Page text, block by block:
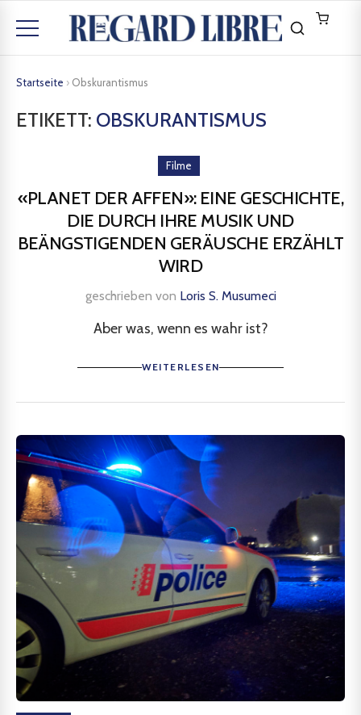
Startseite › Obskurantismus
ETIKETT: OBSKURANTISMUS
Filme
«PLANET DER AFFEN»: EINE GESCHICHTE,
DIE DURCH IHRE MUSIK UND
BEÄNGSTIGENDEN GERÄUSCHE ERZÄHLT
WIRD
geschrieben von Loris S. Musumeci
Aber was, wenn es wahr ist?
WEITERLESEN